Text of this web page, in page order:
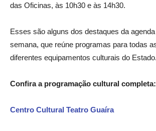
das Oficinas, às 10h30 e às 14h30.
Esses são alguns dos destaques da
semana, que reúne programas para todas
diferentes equipamentos culturais do Estado.
Confira a programação cultural completa:
Centro Cultural Teatro Guaíra